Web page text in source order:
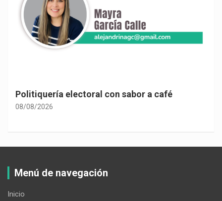
Politiquería electoral con sabor a café
08/08/2026
Menú de navegación
Inicio